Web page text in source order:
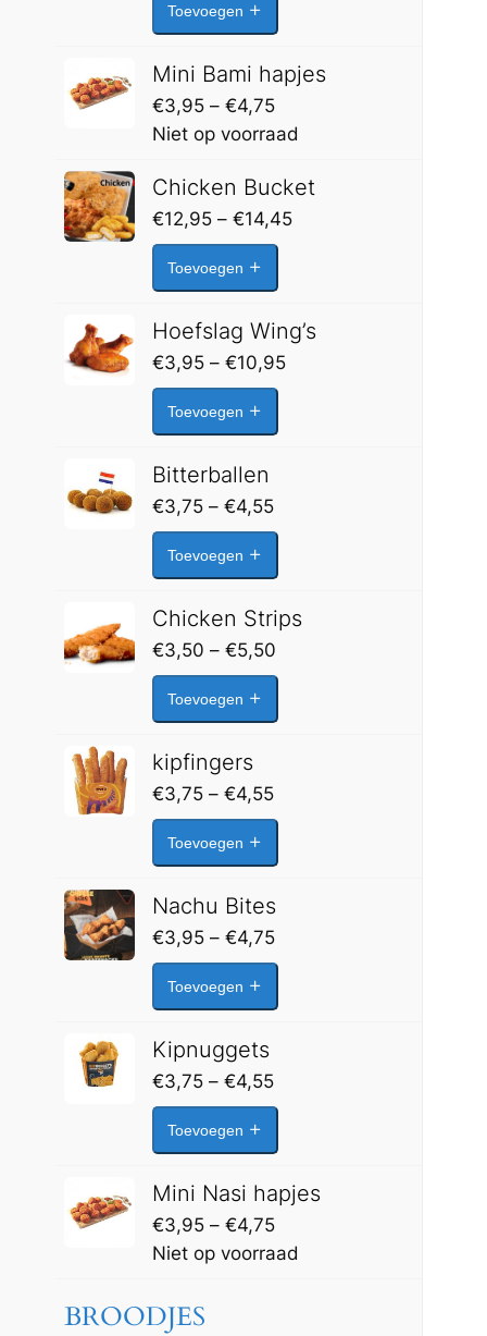
Toevoegen
Mini Bami hapjes
€3,95 – €4,75Prijsklasse:
€3,95
€4,75
Niet op voorraad
Chicken Bucket
€12,95 – €14,45Prijsklasse:
Toevoegen
Hoefslag Wing’s
€3,95 – €10,95Prijsklasse:
Toevoegen
Bitterballen
€3,75 – €4,55Prijsklasse:
€3,75
Toevoegen
Chicken Strips
€3,50 – €5,50Prijsklasse:
€3,50
Toevoegen
kipfingers
€3,75 – €4,55Prijsklasse:
€3,75
Toevoegen
Nachu Bites
€3,95 – €4,75Prijsklasse:
€3,95
Toevoegen
Kipnuggets
€3,75 – €4,55Prijsklasse:
€3,75
Toevoegen
Mini Nasi hapjes
€3,95 – €4,75Prijsklasse:
€3,95
Niet op voorraad
BROODJES